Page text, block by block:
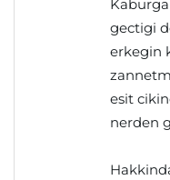
gectigi
erkegin
esit
nerden